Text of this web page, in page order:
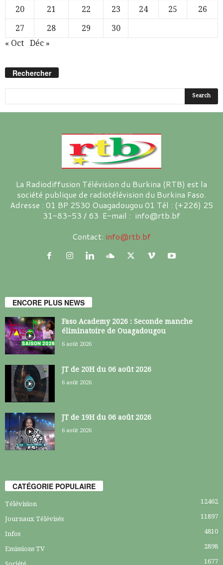
20
21 22 23 24 25
26
27
28 29
30
« Oct
Déc »
Rechercher
La Radiodiffusion Télévision du Burkina (RTB) est la
société publique de radiotélévision du Burkina Faso.
Adresse : 01 BP 2530 Ouagadougou 01 Tél : (+226) 25
31-83-53 / 63 E-mail : info@rtb.bf
Contact: info@rtb.bf
ENCORE PLUS NEWS
Faso Academy 2026 : Seconde manche
éliminatoire de Ouagadougou
6 août 2026
JT de 20H du 06 août 2026
6 août 2026
JT de 19H du 06 août 2026
6 août 2026
CATÉGORIE POPULAIRE
Télévision 12462
Journaux Télévisés 11897
Infos 4810
Emissions TV 2898
1677